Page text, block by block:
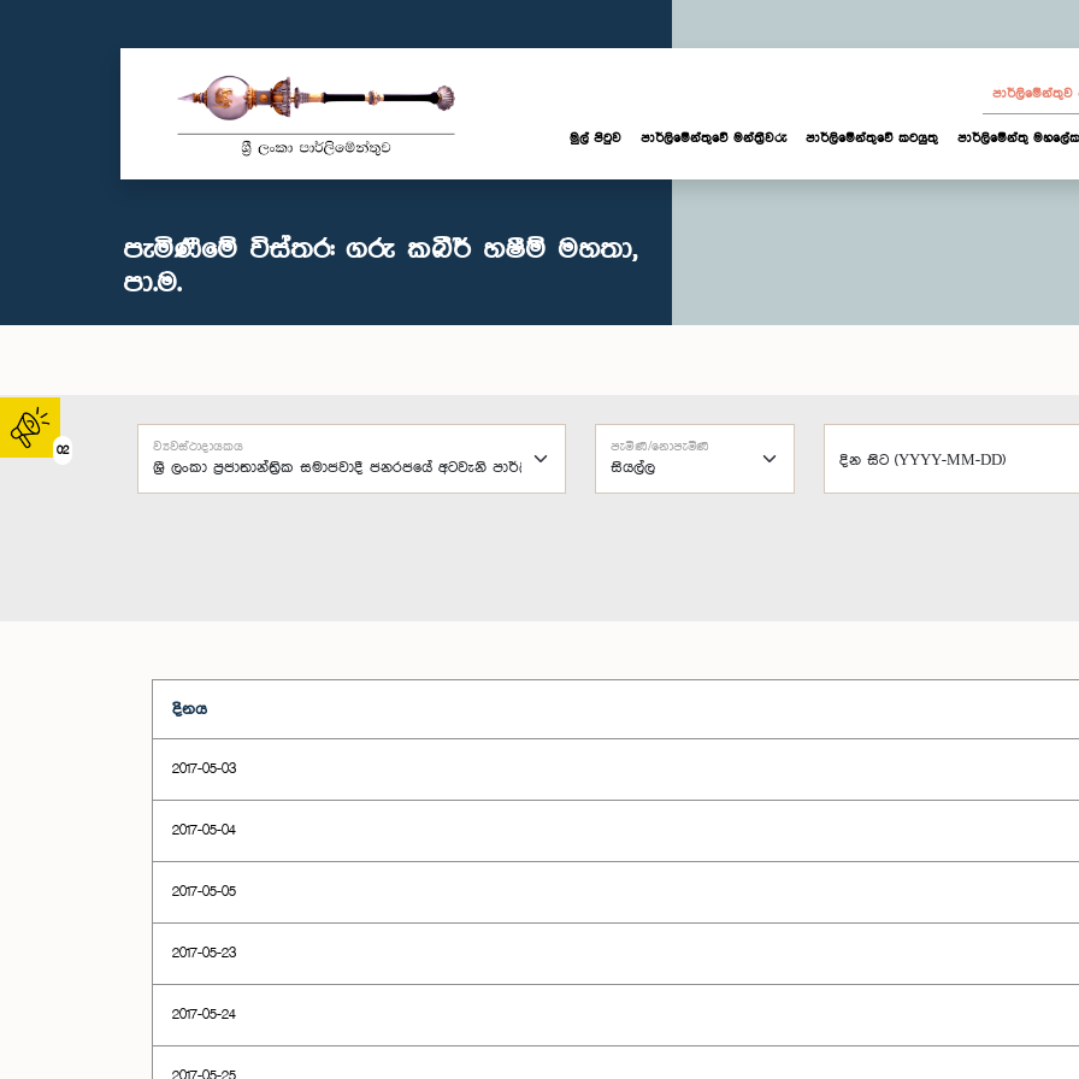
02
පාර්ලි‌මේන්තුව
මුල් පිටුව පාර්ලි‌මේන්තුවේ මන්ත්‍රීවරු පාර්ලිමේන්තුවේ කටයුතු පාර්ලිමේන්තු
පැමිණීමේ විස්තර: ගරු කබීර් හෂීම් මහතා,
පා.ම.
ව්‍යවස්ථාදායකය පැමිණි/නොපැමිණි
දින සිට (YYYY-MM-DD)
දිනය
2017-05-03
2017-05-04
2017-05-05
2017-05-23
2017-05-24